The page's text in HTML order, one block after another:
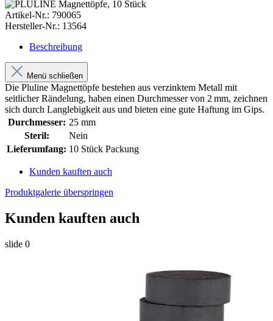
Artikel-Nr.: 790065
Hersteller-Nr.: 13564
Beschreibung
Menü schließen
Die Pluline Magnettöpfe bestehen aus verzinktem Metall mit
seitlicher Rändelung, haben einen Durchmesser von 2 mm, zeichnen
sich durch Langlebigkeit aus und bieten eine gute Haftung im Gips.
Durchmesser: 25 mm
Steril:
Nein
Lieferumfang: 10 Stück Packung
Kunden kauften auch
Produktgalerie überspringen
Kunden kauften auch
slide 0